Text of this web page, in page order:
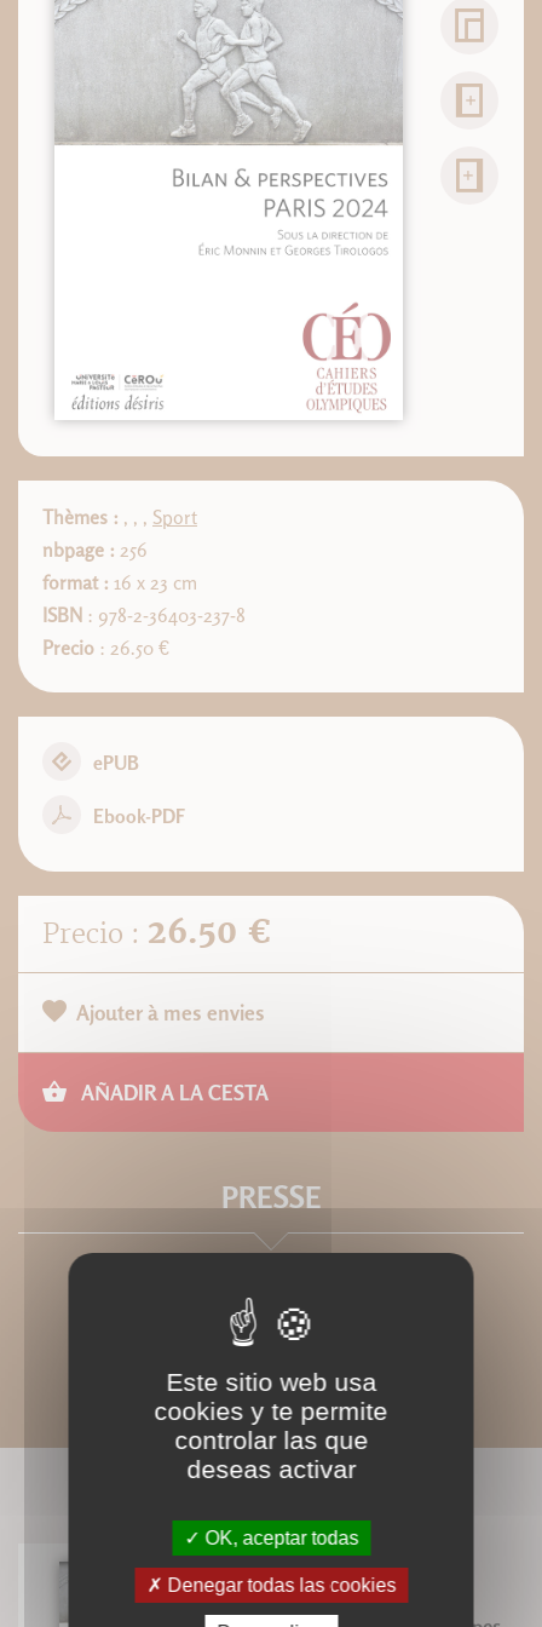
Thèmes : , , , Sport
nbpage : 256
format : 16 x 23 cm
ISBN : 978-2-36403-237-8
Precio : 26.50 €
ePUB
Ebook-PDF
Precio : 26.50 €
Ajouter à mes envies
AÑADIR A LA CESTA
PRESSE
Este sitio web usa
cookies y te permite
controlar las que
deseas activar
OK, aceptar todas
Denegar todas las cookies